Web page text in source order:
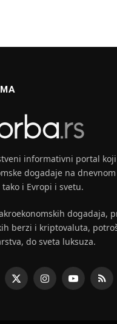
informativni portal
dogadaje na
i Evropi i svetu.
dogadaja,
berzi i kriptovaluta,
do sveta luksuza.
X
InstagramYouTubeRSS